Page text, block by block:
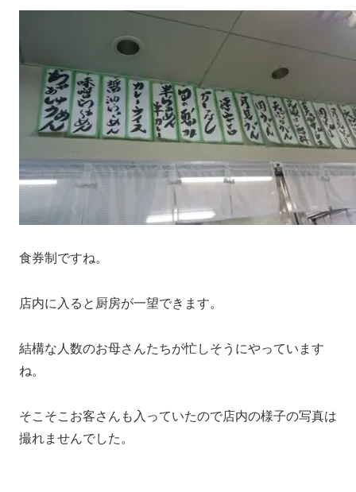
食券制ですね。
店内に入ると厨房が一望できます。
結構な人数のお母さんたちが忙しそうにやっています
ね。
そこそこお客さんも入っていたので店内の様子の写真は
撮れませんでした。